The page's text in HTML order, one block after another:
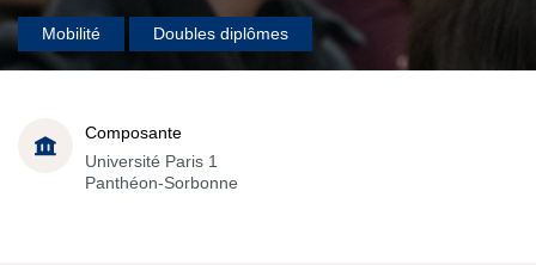
Mobilité Doubles diplômes
Composante
Université Paris 1
Panthéon-Sorbonne